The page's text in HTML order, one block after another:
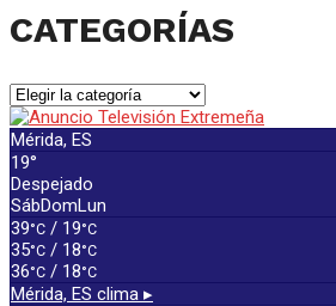
CATEGORÍAS
CATEGORÍAS
Mérida, ES
19°
Despejado
SábDomLun
39°C / 19°C
35°C / 18°C
36°C / 18°C
Mérida, ES clima ▸